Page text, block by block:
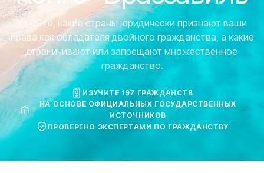
Узнайте, какие страны юридически признают ваши
права как обладателя двойного гражданства, а какие
ограничивают или запрещают множественное
гражданство.
ИЗУЧИТЕ 197 ГРАЖДАНСТВ
НА ОСНОВЕ ОФИЦИАЛЬНЫХ ГОСУДАРСТВЕННЫХ
ИСТОЧНИКОВ
ПРОВЕРЕНО ЭКСПЕРТАМИ ПО ГРАЖДАНСТВУ